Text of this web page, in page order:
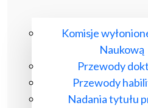
Komisje
Naukową
Przewody
Przewody
Nadania tytułu